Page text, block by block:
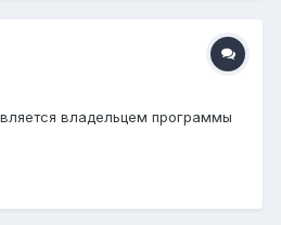
владельцем программы